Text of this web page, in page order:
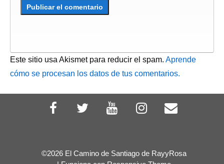
Este sitio usa Akismet para reducir el spam. Aprende
cómo se procesan los datos de tus comentarios.
©2026 El Camino de Santiago de RayyRosa